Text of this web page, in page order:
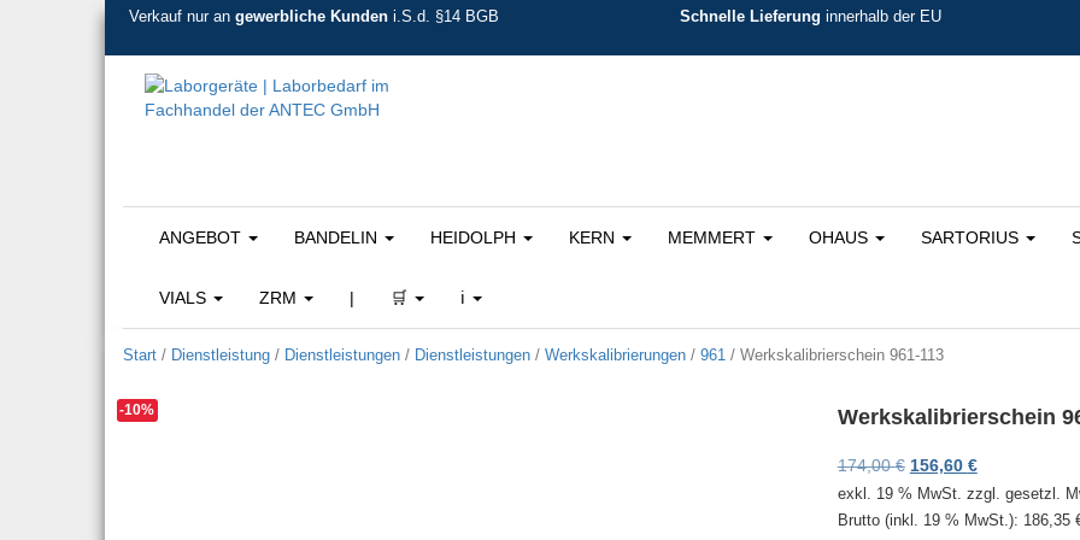
Verkauf nur an gewerbliche Kunden i.S.d. §14 BGB Schnelle Lieferung innerhalb der EU
ANGEBOT BANDELIN HEIDOLPH KERN MEMMERT OHAUS SARTORIUS
VIALS ZRM | 🛒 ℹ️
Start / Dienstleistung / Dienstleistungen / Dienstleistungen / Werkskalibrierungen / 961 / Werkskalibrierschein 961-113
-10% Werkskalibrierschein
174,00€ Ursprünglicher Preis
156,60 €Aktueller
exkl. 19 % MwSt. zzgl. gesetzl.
Brutto (inkl. 19 % MwSt.): 186,35